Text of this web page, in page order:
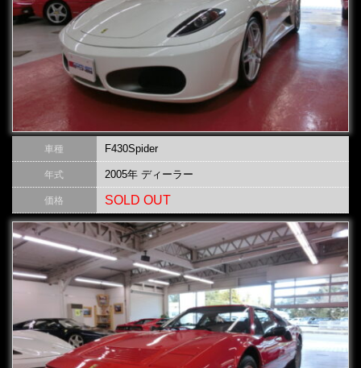
車種 F430Spider
年式 2005年 ディーラー
価格 SOLD OUT